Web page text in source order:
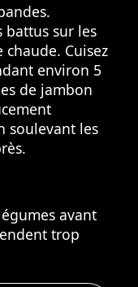
battus sur les
Cuisez
environ 5
de jambon
soulevant les
avant
trop